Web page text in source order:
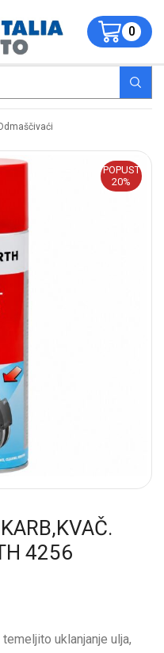
0
POPUST
20%
4256
uklanjanje ulja,